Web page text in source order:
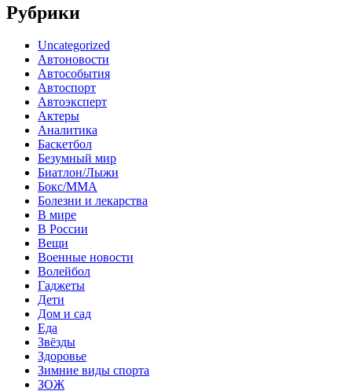
Рубрики
Uncategorized
Автоновости
Автособытия
Автоспорт
Автоэксперт
Актеры
Аналитика
Баскетбол
Безумный мир
Биатлон/Лыжи
Бокс/MMA
Болезни и лекарства
В мире
В России
Вещи
Военные новости
Волейбол
Гаджеты
Дети
Дом и сад
Еда
Звёзды
Здоровье
Зимние виды спорта
ЗОЖ